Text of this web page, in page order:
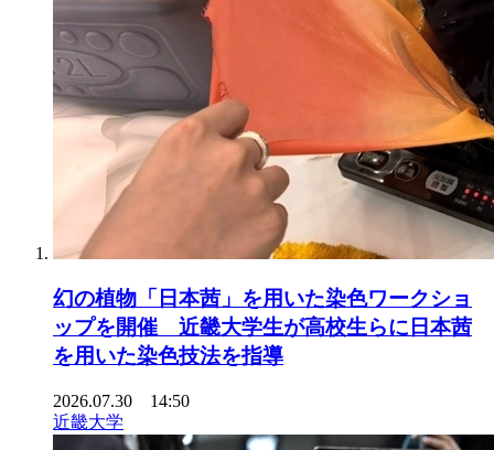
幻の植物「日本茜」を用いた染色ワークショ
ップを開催 近畿大学生が高校生らに日本茜
を用いた染色技法を指導
2026.07.30 14:50
近畿大学